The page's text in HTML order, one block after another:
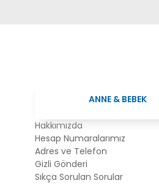
ANNE & BEBEK
Hakkımızda
Hesap Numaralarımız
Adres ve Telefon
Gizli Gönderi
Sıkça Sorulan Sorular